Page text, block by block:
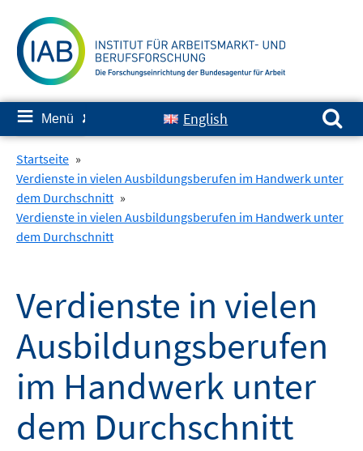
zum
Inhalt
≡ Menü ✘ English
Suchen nach:
Startseite »
Verdienste in vielen Ausbildungsberufen im Handwerk unter
dem Durchschnitt »
Verdienste in vielen Ausbildungsberufen im Handwerk unter
dem Durchschnitt
Verdienste in vielen
Ausbildungsberufen
im Handwerk unter
dem Durchschnitt